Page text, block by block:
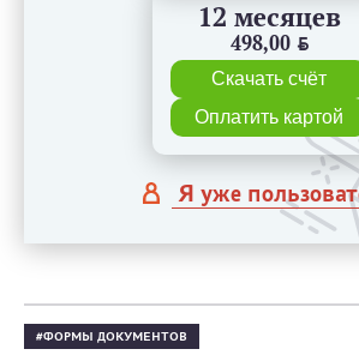
12 месяцев
498,00 BYN
Скачать счёт
Оплатить картой
Я уже
ФОРМЫ ДОКУМЕНТОВ